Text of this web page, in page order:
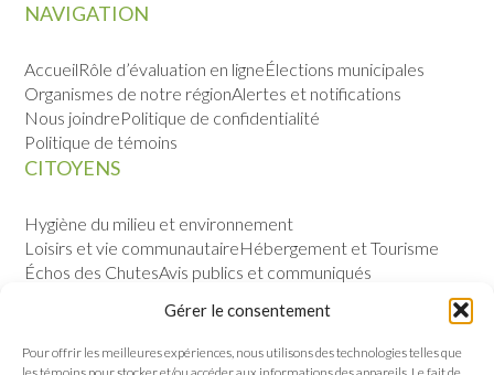
Gérer le consentement
Pour offrir les meilleures expériences, nous utilisons des technologies telles que
NAVIGATION
AccueilRôle d’évaluation en ligneÉlections municipales
Organismes de notre régionAlertes et notifications
Nous joindrePolitique de confidentialité
Politique de témoins
CITOYENS
Hygiène du milieu et environnement
Loisirs et vie communautaireHébergement et Tourisme
Échos des ChutesAvis publics et communiqués